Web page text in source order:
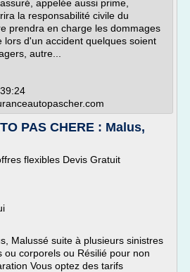
appelée aussi prime,
la responsabilité civile du
prendra en charge les dommages
lors d'un accident quelques soient
autre...
PAS CHERE : Malus,
flexibles Devis Gratuit
Malussé suite à plusieurs sinistres
ou corporels ou Résilié pour non
Vous optez des tarifs